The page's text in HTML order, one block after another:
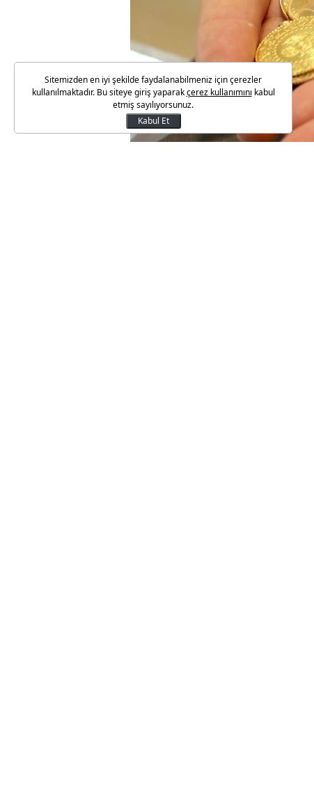
Sitemizden en iyi şekilde faydalanabilmeniz için çerezler
kullanılmaktadır. Bu siteye giriş yaparakçerez kullanımını kabul
etmiş sayılıyorsunuz.
Kabul Et